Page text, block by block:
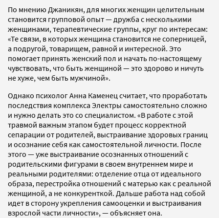
По мнению Джаникян, для многих женщин целительным
становится групповой опыт — дружба с несколькими
женщинами, терапевтические группы, круг по интересам:
«Те связи, в которых женщина становится не соперницей,
а подругой, товарищем, равной и интересной. Это
помогает принять женский пол и начать по-настоящему
чувствовать, что быть женщиной — это здорово и ничуть
не хуже, чем быть мужчиной».
Однако психолог Анна Каменец считает, что проработать
последствия комплекса Электры самостоятельно сложно
и нужно делать это со специалистом. «В работе с этой
травмой важным этапом будет процесс корректной
сепарации от родителей, выстраивание здоровых границ
и осознание себя как самостоятельной личности. После
этого — уже выстраивание осознанных отношений с
родительскими фигурами в своем внутреннем мире и
реальными родителями: отделение отца от идеального
образа, перестройка отношений с матерью как с реальной
женщиной, а не конкуренткой. Дальше работа над собой
идет в сторону укрепления самооценки и выстраивания
взрослой части личности», — объясняет она.